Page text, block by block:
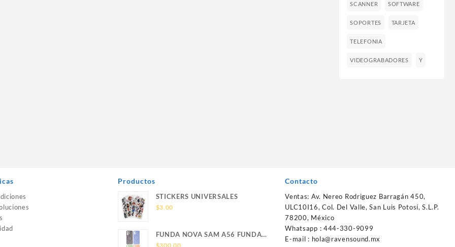
SCANNER SOFTWARE
SOPORTES TARJETA
TELEFONIA
VIDEOGRABADORES Y
Productos
STICKERS UNIVERSALES
$3.00
FUNDA NOVA SAM A56 FUNDA
SILICONA SIN SOPORTE
$300.00
Contacto
Ventas: Av. Nereo Rodriguez Barragán 450,
ULC10I16, Col. Del Valle, San Luis Potosí, S.L.P.
78200, México
Whatsapp : 444-330-9099
E-mail : hola@ravensound.mx